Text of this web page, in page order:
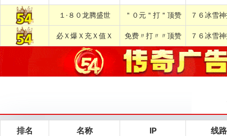
１·８０龙腾盛世 ＂０元＂打＂顶赞 ７６冰雪
必Ｘ爆Ｘ充Ｘ值Ｘ 免费〃打〃〃顶赞 ７６冰雪
排名 名称 IP 线路